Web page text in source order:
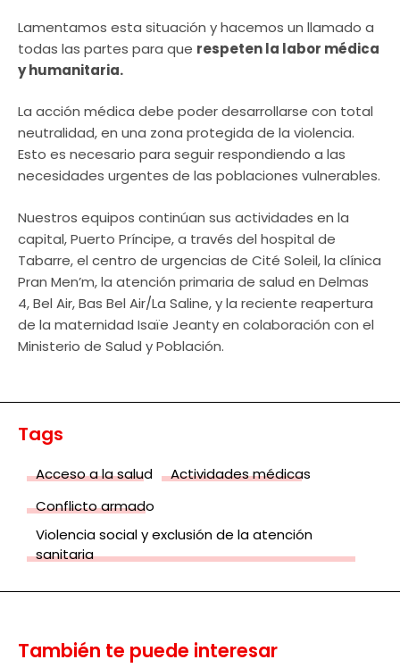
Lamentamos esta situación y hacemos un llamado a
todas las partes para que respeten la labor médica
y humanitaria.
La acción médica debe poder desarrollarse con total
neutralidad, en una zona protegida de la violencia.
Esto es necesario para seguir respondiendo a las
necesidades urgentes de las poblaciones vulnerables.
Nuestros equipos continúan sus actividades en la
capital, Puerto Príncipe, a través del hospital de
Tabarre, el centro de urgencias de Cité Soleil, la clínica
Pran Men’m, la atención primaria de salud en Delmas
4, Bel Air, Bas Bel Air/La Saline, y la reciente reapertura
de la maternidad Isaïe Jeanty en colaboración con el
Ministerio de Salud y Población.
Tags
Acceso a la salud
Actividades médicas
Conflicto armado
Violencia social y exclusión de la atención
sanitaria
También te puede interesar